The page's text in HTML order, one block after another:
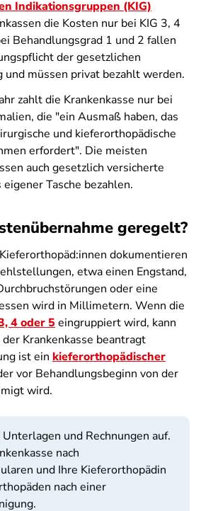
Indikationsgruppen (KIG)
die Kosten nur bei KIG 3, 4
Behandlungsgrad 1 und 2 fallen
der gesetzlichen
und müssen privat bezahlt werden.
zahlt die Krankenkasse nur bei
die "ein Ausmaß haben, das
und kieferorthopädische
erfordert". Die meisten
auch gesetzlich versicherte
Tasche bezahlen.
geregelt?
dokumentieren
etwa einen Engstand,
oder eine
wird in Millimetern. Wenn die
4 oder 5 eingruppiert wird, kann
Krankenkasse beantragt
ist ein kieferorthopädischer
vor Behandlungsbeginn von der
wird.
und Rechnungen auf.
nach
und Ihre Kieferorthopädin
nach einer